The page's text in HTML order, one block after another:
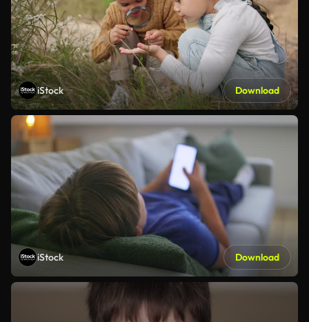
iStock Download
iStock Download